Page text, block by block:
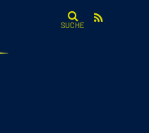
SUCHE